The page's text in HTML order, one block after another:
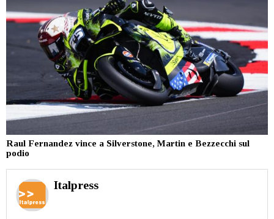
Raul Fernandez vince a Silverstone, Martin e Bezzecchi sul
podio
Italpress